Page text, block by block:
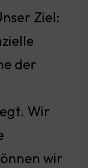
Ziel:
der
Wir
wir